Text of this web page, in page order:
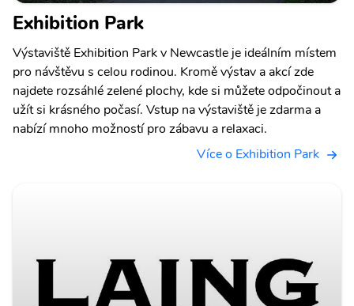
Exhibition Park
Výstaviště Exhibition Park v Newcastle je ideálním místem
pro návštěvu s celou rodinou. Kromě výstav a akcí zde
najdete rozsáhlé zelené plochy, kde si můžete odpočinout a
užít si krásného počasí. Vstup na výstaviště je zdarma a
nabízí mnoho možností pro zábavu a relaxaci.
Více o Exhibition Park